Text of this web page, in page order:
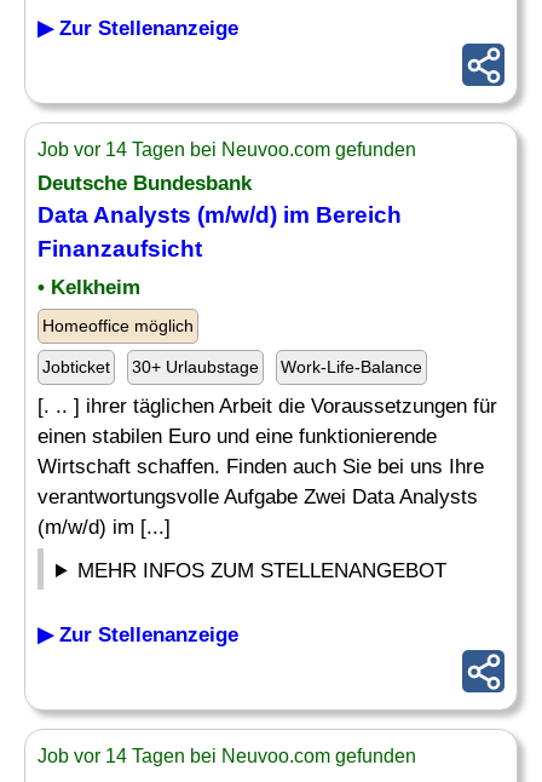
▶ Zur Stellenanzeige
Job vor 14 Tagen bei Neuvoo.com gefunden
Deutsche Bundesbank
Data Analysts (m/w/d) im Bereich
Finanzaufsicht
• Kelkheim
Homeoffice möglich
Jobticket 30+ Urlaubstage Work-Life-Balance
[. .. ] ihrer täglichen Arbeit die Voraussetzungen für
einen stabilen Euro und eine funktionierende
Wirtschaft schaffen. Finden auch Sie bei uns Ihre
verantwortungsvolle Aufgabe Zwei Data Analysts
(m/w/d) im [...]
MEHR INFOS ZUM STELLENANGEBOT
▶ Zur Stellenanzeige
Job vor 14 Tagen bei Neuvoo.com gefunden